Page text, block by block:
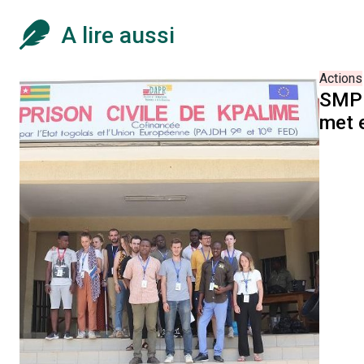
A lire aussi
Actions
met
au
la